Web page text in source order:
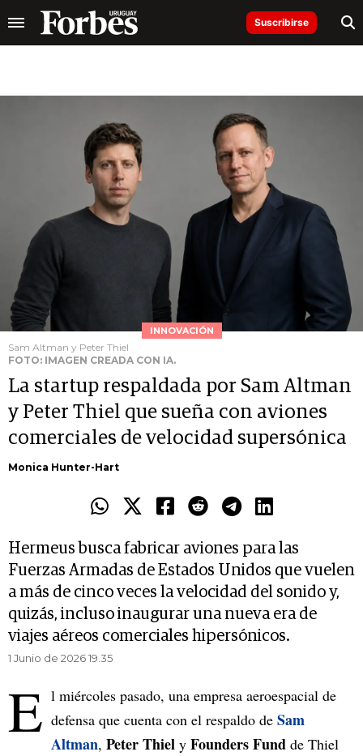
Suscribirse
INNOVACIÓN
Sam Altman y Peter Thiel
FOTO: IMAGEN CREADA CON IA.
La startup respaldada por Sam Altman
y Peter Thiel que sueña con aviones
comerciales de velocidad supersónica
Monica Hunter-Hart
Hermeus busca fabricar aviones para las
Fuerzas Armadas de Estados Unidos que vuelen
a más de cinco veces la velocidad del sonido y,
quizás, incluso inaugurar una nueva era de
viajes aéreos comerciales hipersónicos.
1 Junio de 2026 19.35
E l miércoles pasado, una empresa aeroespacial de
defensa que cuenta con el respaldo de Sam
Altman, Peter Thiel y Founders Fund de Thiel